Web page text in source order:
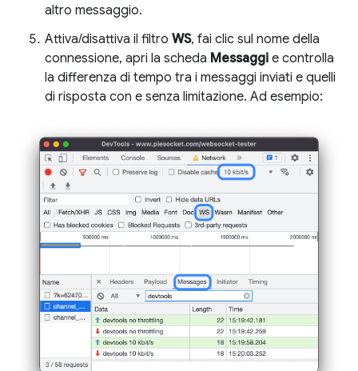
altro messaggio.
Attiva/disattiva il filtro WS, fai clic sul nome della
connessione, apri la scheda Messaggi e controlla
la differenza di tempo tra i messaggi inviati e quelli
di risposta con e senza limitazione. Ad esempio: